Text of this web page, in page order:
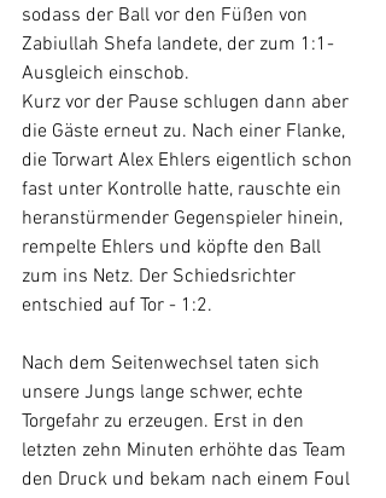
sodass der Ball vor den Füßen von
Zabiullah Shefa landete, der zum 1:1-
Ausgleich einschob.
Kurz vor der Pause schlugen dann aber
die Gäste erneut zu. Nach einer Flanke,
die Torwart Alex Ehlers eigentlich schon
fast unter Kontrolle hatte, rauschte ein
heranstürmender Gegenspieler hinein,
rempelte Ehlers und köpfte den Ball
zum ins Netz. Der Schiedsrichter
entschied auf Tor - 1:2.
Nach dem Seitenwechsel taten sich
unsere Jungs lange schwer, echte
Torgefahr zu erzeugen. Erst in den
letzten zehn Minuten erhöhte das Team
den Druck und bekam nach einem Foul